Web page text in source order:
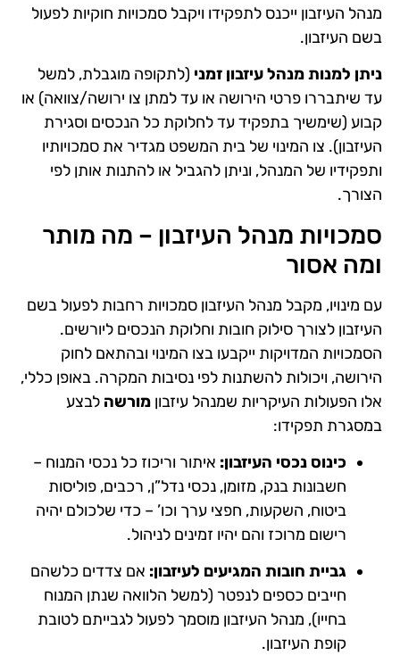
מנהל העיזבון ייכנס לתפקידו ויקבל סמכויות חוקיות לפעול
בשם העיזבון.
ניתן למנות מנהל עיזבון זמני (לתקופה מוגבלת, למשל
עד שיתבררו פרטי הירושה או עד למתן צו ירושה/צוואה) או
קבוע (שימשיך בתפקיד עד לחלוקת כל הנכסים וסגירת
העיזבון). צו המינוי של בית המשפט מגדיר את סמכויותיו
ותפקידיו של המנהל, וניתן להגביל או להתנות אותן לפי
הצורך.
סמכויות מנהל העיזבון – מה מותר
ומה אסור
עם מינויו, מקבל מנהל העיזבון סמכויות רחבות לפעול בשם
העיזבון לצורך סילוק חובות וחלוקת הנכסים ליורשים.
הסמכויות המדויקות ייקבעו בצו המינוי ובהתאם לחוק
הירושה, ויכולות להשתנות לפי נסיבות המקרה. באופן כללי,
אלו הפעולות העיקריות שמנהל עיזבון מורשה לבצע
במסגרת תפקידו:
כינוס נכסי העיזבון: איתור וריכוז כל נכסי המנוח –
חשבונות בנק, מזומן, נכסי נדל”ן, רכבים, פוליסות
ביטוח, השקעות, חפצי ערך וכו’ – כדי שלכולם יהיה
רישום מרוכז והם יהיו זמינים לניהול.
גביית חובות המגיעים לעיזבון: אם צדדים כלשהם
חייבים כספים לנפטר (למשל הלוואה שנתן המנוח
בחייו), מנהל העיזבון מוסמך לפעול לגבייתם לטובת
קופת העיזבון.